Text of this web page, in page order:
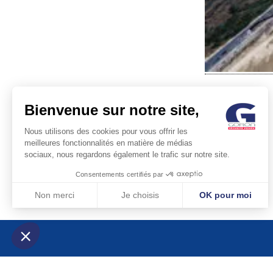
POST
Bienvenue sur notre site,
Nous utilisons des cookies pour vous offrir les
meilleures fonctionnalités en matière de médias
sociaux, nous regardons également le trafic sur notre site.
Consentements certifiés par
Non merci Je choisis
OK pour moi
Notre plateforme vous permet d'adapter et de gérer vos